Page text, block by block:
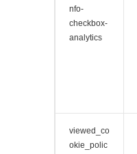
nfo-
checkbox-
analytics
viewed_co
okie_polic